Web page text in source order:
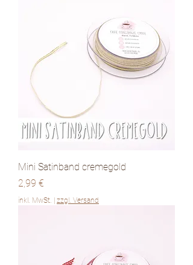
Mini Satinband cremegold
Preis
2,99 €
inkl. MwSt. | zzgl. Versand